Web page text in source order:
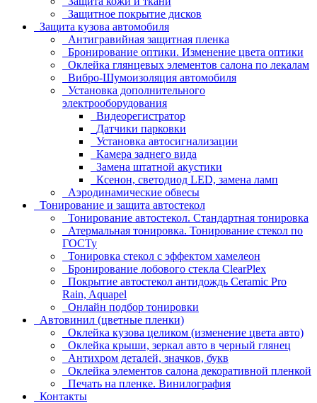
Защитное покрытие дисков
Защита кузова автомобиля
Антигравийная защитная пленка
Бронирование оптики. Изменение цвета оптики
Оклейка глянцевых элементов салона по лекалам
Вибро-Шумоизоляция автомобиля
Установка дополнительного
электрооборудования
Видеорегистратор
Датчики парковки
Установка автосигнализации
Камера заднего вида
Замена штатной акустики
Ксенон, светодиод LED, замена ламп
Аэродинамические обвесы
Тонирование и защита автостекол
Тонирование автостекол. Стандартная тонировка
Атермальная тонировка. Тонирование стекол по
ГОСТу
Тонировка стекол с эффектом хамелеон
Бронирование лобового стекла ClearPlex
Покрытие автостекол антидождь Ceramic Pro
Rain, Aquapel
Онлайн подбор тонировки
Автовинил (цветные пленки)
Оклейка кузова целиком (изменение цвета авто)
Оклейка крыши, зеркал авто в черный глянец
Антихром деталей, значков, букв
Оклейка элементов салона декоративной пленкой
Печать на пленке. Винилография
Контакты